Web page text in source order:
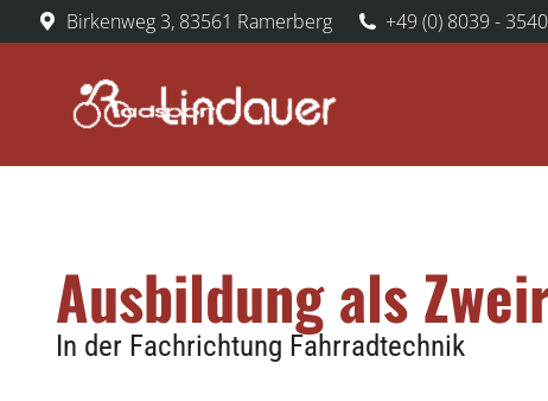
Birkenweg 3, 83561 Ramerberg +49 (0) 8039 - 3540
Ausbildung als
In der Fachrichtung Fahrradtechnik